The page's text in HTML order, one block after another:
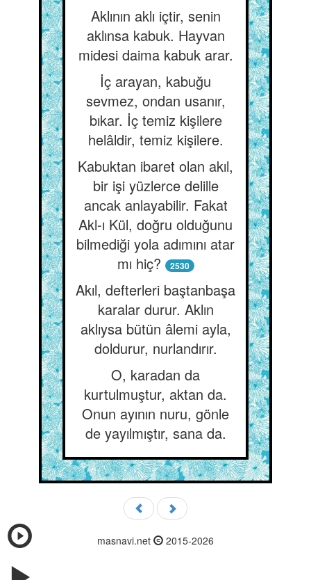
Aklının aklı içtir, senin
aklınsa kabuk. Hayvan
midesi daima kabuk arar.
İç arayan, kabuğu
sevmez, ondan usanır,
bıkar. İç temiz kişilere
helâldir, temiz kişilere.
Kabuktan ibaret olan akıl,
bir işi yüzlerce delille
ancak anlayabilir. Fakat
Akl-ı Kül, doğru olduğunu
bilmediği yola adımını atar
mı hiç?
2530
Akıl, defterleri baştanbaşa
karalar durur. Aklın
aklıysa bütün âlemi ayla,
doldurur, nurlandırır.
O, karadan da
kurtulmuştur, aktan da.
Onun ayının nuru, gönle
de yayılmıştır, sana da.
masnavi.net 2015-2026